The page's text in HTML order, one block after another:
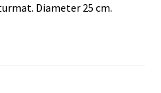
Diameter 25 cm.